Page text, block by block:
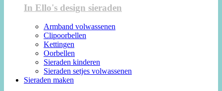
In Ello's design sieraden
Armband volwassenen
Clipoorbellen
Kettingen
Oorbellen
Sieraden kinderen
Sieraden setjes volwassenen
Sieraden maken